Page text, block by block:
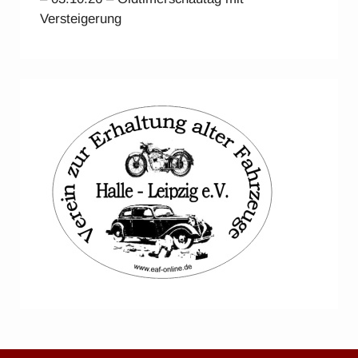
Versteigerung